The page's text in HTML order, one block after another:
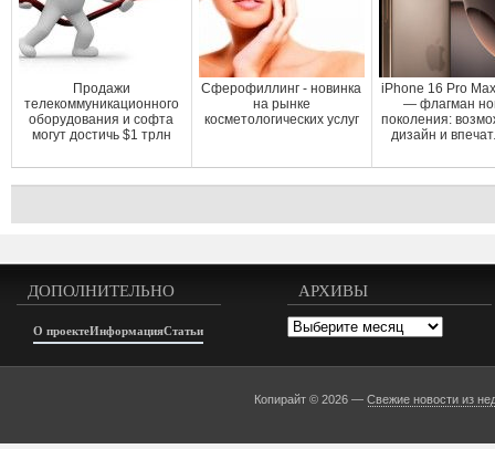
Продажи
телекоммуникационного
оборудования и софта
могут достичь $1 трлн
Сферофиллинг - новинка
на рынке
косметологических услуг
iPhone 16 Pro
— флагман
поколения:
дизайн и
ДОПОЛНИТЕЛЬНО
О проектеИнформацияСтатьи
АРХИВЫ
Архивы
Копирайт © 2026 —Свежие новости из